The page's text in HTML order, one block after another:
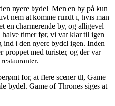
nyere bydel. Men en by på kun
nem at komme rundt i, hvis man
en charmerende by, og alligevel
halve timer før, vi var klar til igen
ind i den nyere bydel igen. Inden
proppet med turister, og der var
for, at flere scener til, Game
bydel. Game of Thrones siges at